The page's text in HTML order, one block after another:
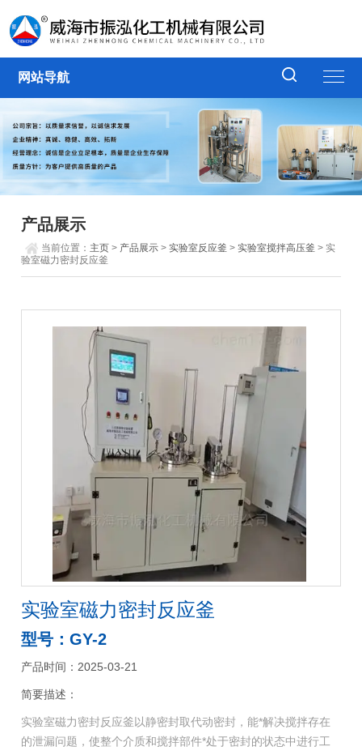
网站导航
产品展示
当前位置： 主页 > 产品展示 >实验室反应釜 >实验室搅拌高压釜 > 实
验室磁力密封反应釜
实验室磁力密封反应釜
型号：GY-2
产品时间：2025-03-21
简要描述：
实验室磁力密封反应釜以静密封取代动密封，能*解决搅拌存在
的泄漏问题，使整个介质和搅拌部件*处于密封的状态中进行工